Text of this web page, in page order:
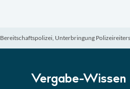
Lektion 5 Eignung im
Lektion 6 Abgabe
Bereitschaftspolizei, Unterbringung
Vergabe-Wissen